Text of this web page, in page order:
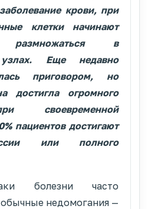
крови, при
клетки начинают
размножаться в
Еще недавно
приговором,
но
достигла огромного
своевременной
пациентов достигают
или полного
болезни часто
недомогания —